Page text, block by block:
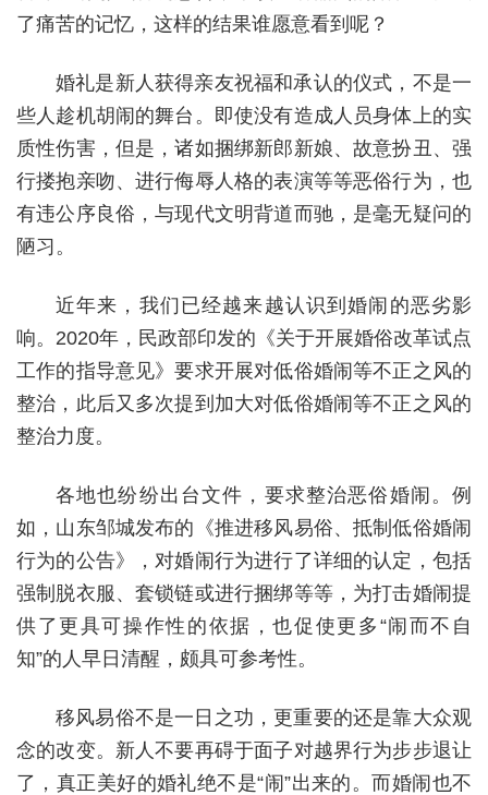
了痛苦的记忆，这样的结果谁愿意看到呢？
婚礼是新人获得亲友祝福和承认的仪式，不是一
些人趁机胡闹的舞台。即使没有造成人员身体上的实
质性伤害，但是，诸如捆绑新郎新娘、故意扮丑、强
行搂抱亲吻、进行侮辱人格的表演等等恶俗行为，也
有违公序良俗，与现代文明背道而驰，是毫无疑问的
陋习。
近年来，我们已经越来越认识到婚闹的恶劣影
响。2020年，民政部印发的《关于开展婚俗改革试点
工作的指导意见》要求开展对低俗婚闹等不正之风的
整治，此后又多次提到加大对低俗婚闹等不正之风的
整治力度。
各地也纷纷出台文件，要求整治恶俗婚闹。例
如，山东邹城发布的《推进移风易俗、抵制低俗婚闹
行为的公告》，对婚闹行为进行了详细的认定，包括
强制脱衣服、套锁链或进行捆绑等等，为打击婚闹提
供了更具可操作性的依据，也促使更多“闹而不自
知”的人早日清醒，颇具可参考性。
移风易俗不是一日之功，更重要的还是靠大众观
念的改变。新人不要再碍于面子对越界行为步步退让
了，真正美好的婚礼绝不是“闹”出来的。而婚闹也不